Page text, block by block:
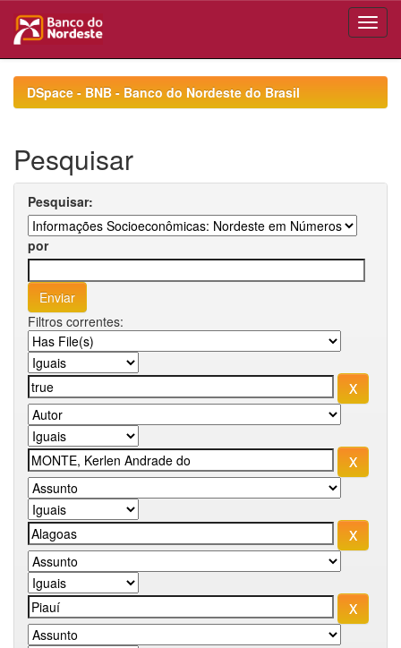
navigationDSpace - BNB - Banco do Nordeste do Brasil
Pesquisar
Pesquisar:
por
Filtros correntes: